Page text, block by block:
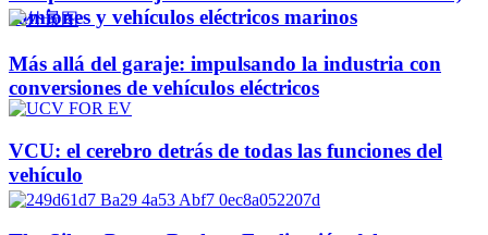
camiones y vehículos eléctricos marinos
Más allá del garaje: impulsando la industria con
conversiones de vehículos eléctricos
VCU: el cerebro detrás de todas las funciones del
vehículo